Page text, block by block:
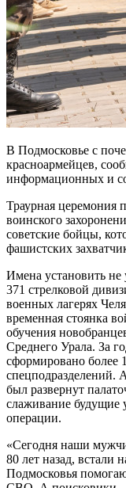
В Подмосковье с
красноармейцев,
информационных и
Траурная церемония
воинского
советские бойцы,
фашистских
Имена установить не
371 стрелковой
военных лагерях
временная стоянка
обучения
Среднего Урала. За
сформировано более
спецподразделений.
был развернут
слаживание будущие
операции.
«Сегодня наши
80 лет назад,
Подмосковья